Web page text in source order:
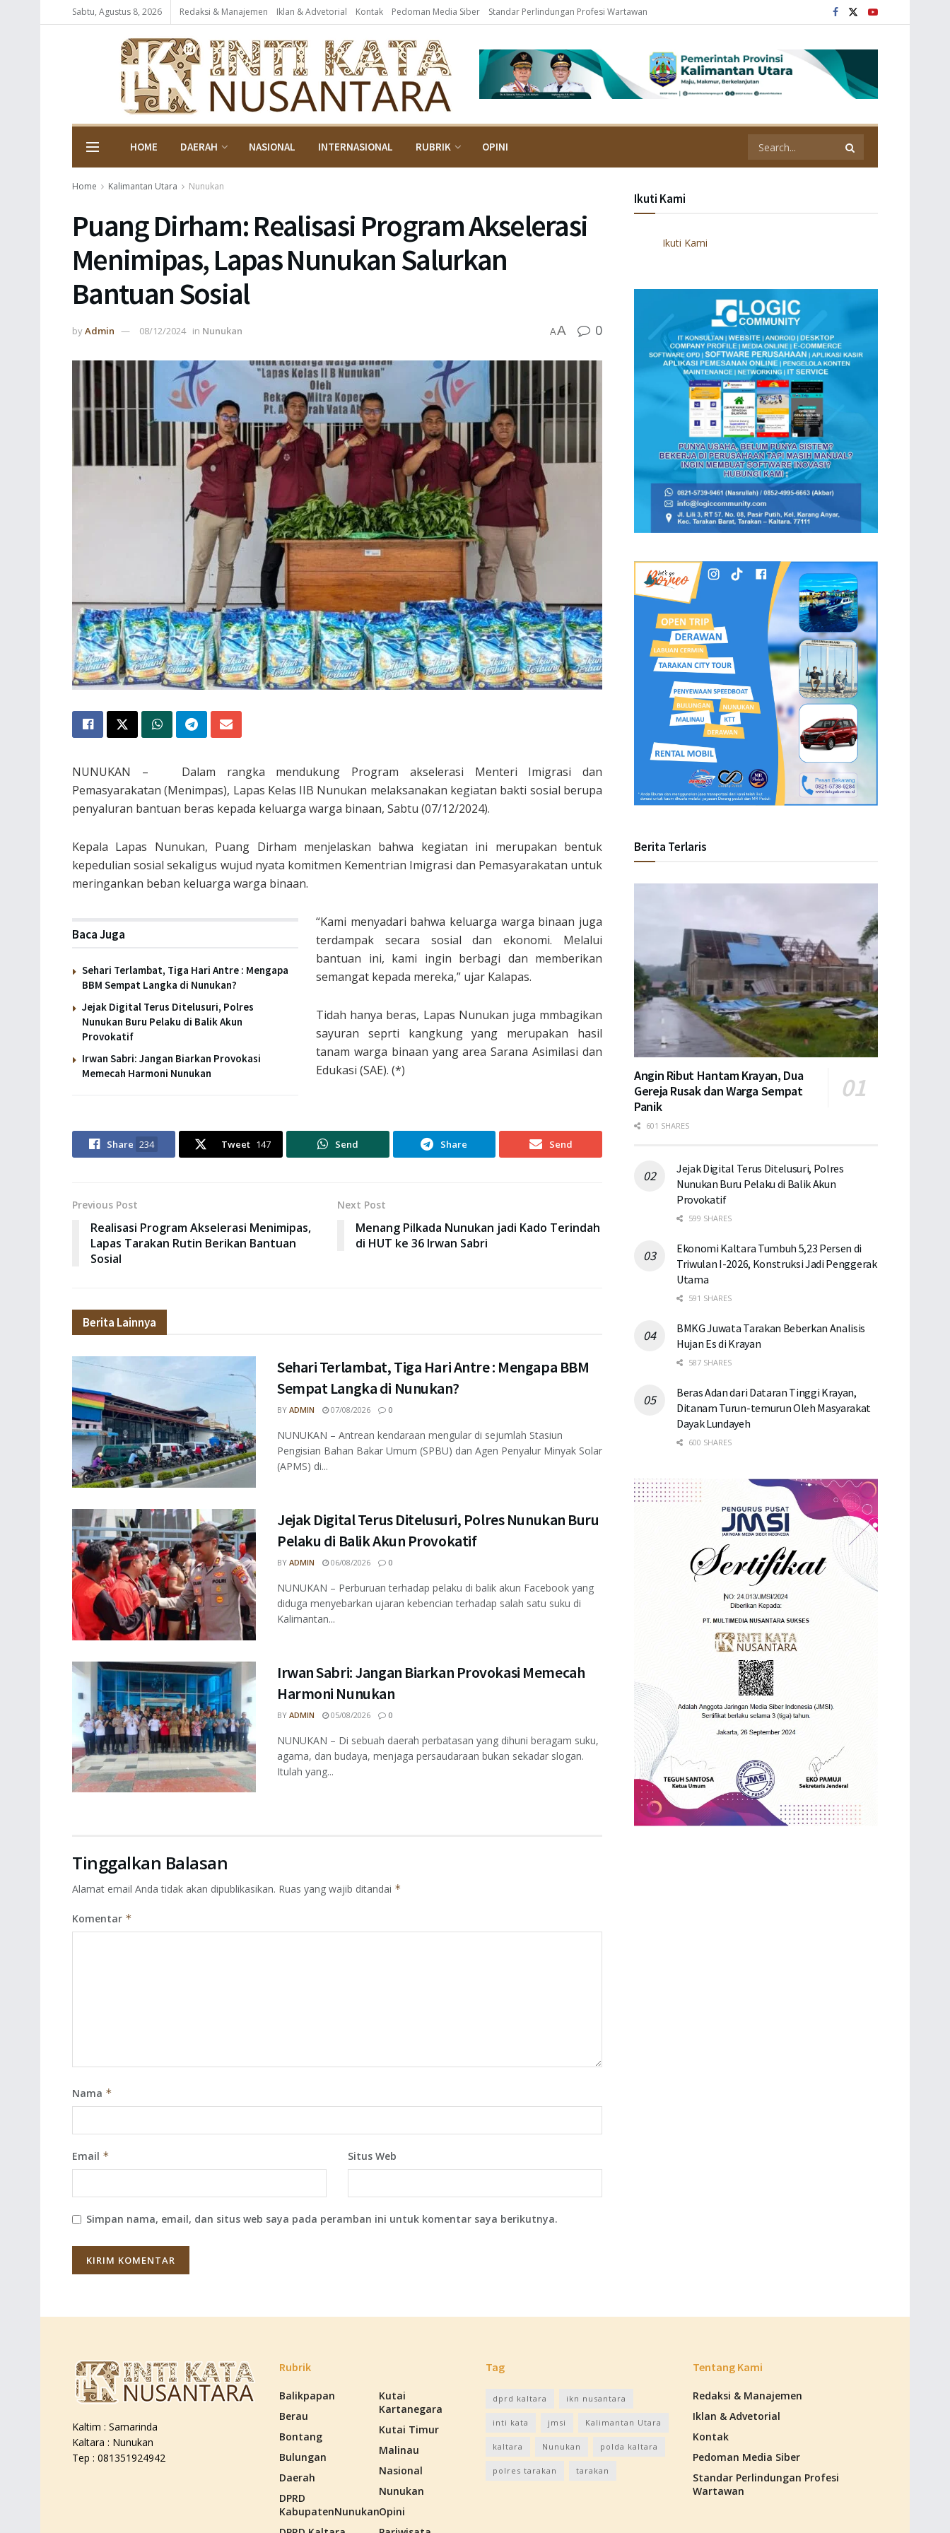
Sabtu, Agustus 8, 2026 Redaksi & Manajemen Iklan & Advetorial Kontak Pedoman Media Siber Standar Perlindungan Profesi Wartawan
HOME DAERAH NASIONAL INTERNASIONAL RUBRIK OPINI
Home Kalimantan Utara Nunukan
Puang Dirham: Realisasi Program Akselerasi
Menimipas, Lapas Nunukan Salurkan
Bantuan Sosial
byAdmin 08/12/2024 in Nunukan AA 0
NUNUKAN – Dalam rangka mendukung Program akselerasi Menteri Imigrasi dan
Pemasyarakatan (Menimpas), Lapas Kelas IIB Nunukan melaksanakan kegiatan bakti sosial berupa
penyaluran bantuan beras kepada keluarga warga binaan, Sabtu (07/12/2024).
Kepala Lapas Nunukan, Puang Dirham menjelaskan bahwa kegiatan ini merupakan bentuk
kepedulian sosial sekaligus wujud nyata komitmen Kementrian Imigrasi dan Pemasyarakatan untuk
meringankan beban keluarga warga binaan.
Baca Juga
Sehari Terlambat, Tiga Hari Antre : Mengapa
BBM Sempat Langka di Nunukan?
Jejak Digital Terus Ditelusuri, Polres
Nunukan Buru Pelaku di Balik Akun
Provokatif
Irwan Sabri: Jangan Biarkan Provokasi
Memecah Harmoni Nunukan
“Kami menyadari bahwa keluarga warga binaan juga
terdampak secara sosial dan ekonomi. Melalui
bantuan ini, kami ingin berbagi dan memberikan
semangat kepada mereka,” ujar Kalapas.
Tidah hanya beras, Lapas Nunukan juga mmbagikan
sayuran seprti kangkung yang merupakan hasil
tanam warga binaan yang area Sarana Asimilasi dan
Edukasi (SAE). (*)
Share 234 Tweet 147 Send Share Send
Previous Post
Realisasi Program Akselerasi Menimipas,
Lapas Tarakan Rutin Berikan Bantuan
Sosial
Next Post
Menang Pilkada Nunukan jadi Kado Terindah
di HUT ke 36 Irwan Sabri
Berita Lainnya
Sehari Terlambat, Tiga Hari Antre : Mengapa BBM
Sempat Langka di Nunukan?
BY ADMIN 07/08/2026 0
NUNUKAN – Antrean kendaraan mengular di sejumlah Stasiun
Pengisian Bahan Bakar Umum (SPBU) dan Agen Penyalur Minyak Solar
(APMS) di...
Jejak Digital Terus Ditelusuri, Polres Nunukan Buru
Pelaku di Balik Akun Provokatif
BY ADMIN 06/08/2026 0
NUNUKAN – Perburuan terhadap pelaku di balik akun Facebook yang
diduga menyebarkan ujaran kebencian terhadap salah satu suku di
Kalimantan...
Irwan Sabri: Jangan Biarkan Provokasi Memecah
Harmoni Nunukan
BY ADMIN 05/08/2026 0
NUNUKAN – Di sebuah daerah perbatasan yang dihuni beragam suku,
agama, dan budaya, menjaga persaudaraan bukan sekadar slogan.
Itulah yang...
Tinggalkan Balasan
Alamat email Anda tidak akan dipublikasikan. Ruas yang wajib ditandai *
Komentar *
Nama *
Email * Situs Web
Simpan nama, email, dan situs web saya pada peramban ini untuk komentar saya berikutnya.
Ikuti Kami
Ikuti Kami
Berita Terlaris
Angin Ribut Hantam Krayan, Dua
Gereja Rusak dan Warga Sempat
Panik
601 SHARES
Jejak Digital Terus Ditelusuri, Polres
Nunukan Buru Pelaku di Balik Akun
Provokatif
599 SHARES
Ekonomi Kaltara Tumbuh 5,23 Persen di
Triwulan I-2026, Konstruksi Jadi Penggerak
Utama
591 SHARES
BMKG Juwata Tarakan Beberkan Analisis
Hujan Es di Krayan
587 SHARES
Beras Adan dari Dataran Tinggi Krayan,
Ditanam Turun-temurun Oleh Masyarakat
Dayak Lundayeh
600 SHARES
Kaltim : Samarinda
Kaltara : Nunukan
Tep : 081351924942
Rubrik
Balikpapan
Berau
Bontang
Bulungan
Daerah
DPRD
KabupatenNunukan
Kutai
Kartanegara
Kutai Timur
Malinau
Nasional
Nunukan
Opini
Tag
dprd kaltara ikn nusantara
inti kata jmsi Kalimantan Utara
kaltara Nunukan polda kaltara
polres tarakan tarakan
Tentang Kami
Redaksi & Manajemen
Iklan & Advetorial
Kontak
Pedoman Media Siber
Standar Perlindungan Profesi
Wartawan